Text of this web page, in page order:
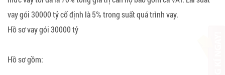
vay gói 30000 tỷ cố định là 5% trong suất quá trình vay.
Hồ sơ vay gói 30000 tỷ
Hồ sơ gồm: